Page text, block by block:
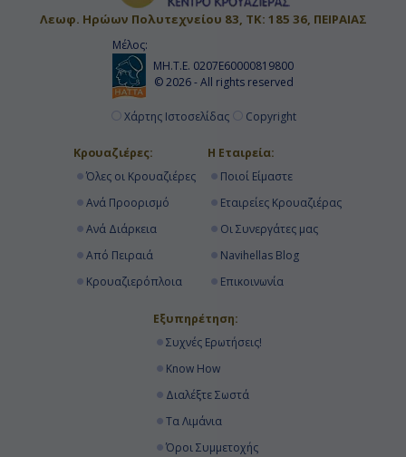
Λεωφ. Ηρώων Πολυτεχνείου 83, ΤΚ: 185 36, ΠΕΙΡΑΙΑΣ
Μέλος:
ΜΗ.Τ.Ε. 0207Ε60000819800
© 2026 - All rights reserved
Χάρτης Ιστοσελίδας Copyright
Κρουαζιέρες:
Όλες οι Κρουαζιέρες
Ανά Προορισμό
Ανά Διάρκεια
Από Πειραιά
Κρουαζιερόπλοια
Η Εταιρεία:
Ποιοί Είμαστε
Εταιρείες Κρουαζιέρας
Οι Συνεργάτες μας
Navihellas Blog
Επικοινωνία
Εξυπηρέτηση:
Συχνές Ερωτήσεις!
Know How
Διαλέξτε Σωστά
Τα Λιμάνια
Όροι Συμμετοχής